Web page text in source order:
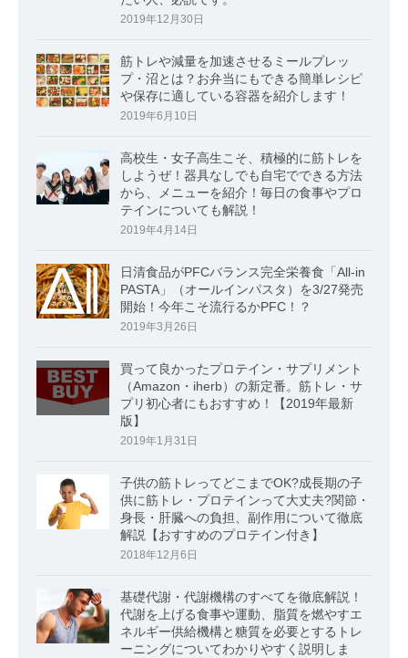
2019年12月30日
筋トレや減量を加速させるミールプレッ
プ・沼とは？お弁当にもできる簡単レシピ
や保存に適している容器を紹介します！
2019年6月10日
高校生・女子高生こそ、積極的に筋トレを
しようぜ！器具なしでも自宅でできる方法
から、メニューを紹介！毎日の食事やプロ
テインについても解説！
2019年4月14日
日清食品がPFCバランス完全栄養食「All-in
PASTA」（オールインパスタ）を3/27発売
開始！今年こそ流行るかPFC！？
2019年3月26日
買って良かったプロテイン・サプリメント
（Amazon・iherb）の新定番。筋トレ・サ
プリ初心者にもおすすめ！【2019年最新
版】
2019年1月31日
子供の筋トレってどこまでOK?成長期の子
供に筋トレ・プロテインって大丈夫?関節・
身長・肝臓への負担、副作用について徹底
解説【おすすめのプロテイン付き】
2018年12月6日
基礎代謝・代謝機構のすべてを徹底解説！
代謝を上げる食事や運動、脂質を燃やすエ
ネルギー供給機構と糖質を必要とするトレ
ーニングについてわかりやすく説明しま